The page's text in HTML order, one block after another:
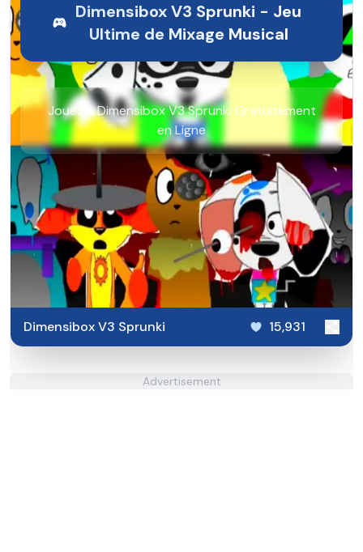
Dimensibox V3 Sprunki - Jeu
Ultime de Mixage Musical
Jouez à Dimensibox V3 Sprunki Gratuitement
en Ligne
Dimensibox V3 Sprunki 15,931
Advertisement